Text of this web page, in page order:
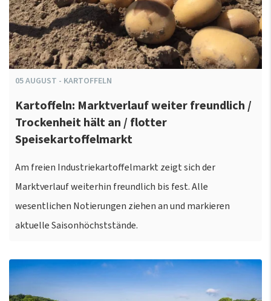
05AUGUST - KARTOFFELN
Kartoffeln: Marktverlauf weiter freundlich /
Trockenheit hält an / flotter
Speisekartoffelmarkt
Am freien Industriekartoffelmarkt zeigt sich der
Marktverlauf weiterhin freundlich bis fest. Alle
wesentlichen Notierungen ziehen an und markieren
aktuelle Saisonhöchststände.